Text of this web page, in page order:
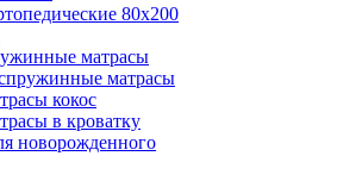
80х200
матрасы
матрасы
кокос
в кроватку
новорожденного